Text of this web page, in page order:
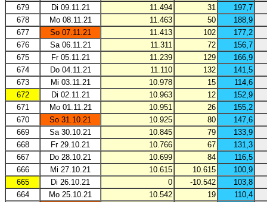
679
Di 09.11.21 11.494 31
197,7
678
Mo 08.11.21 11.463 50
188,9
677
So 07.11.21 11.413 102
177,2
676
Sa 06.11.21 11.311 72
156,7
675
Fr 05.11.21 11.239 129
166,9
674
Do 04.11.21 11.110 132
141,5
673
Mi 03.11.21 10.978 15
114,6
672
Di 02.11.21 10.963 12
152,9
671
Mo 01.11.21 10.951 26
155,2
670
So 31.10.21 10.925 80
147,6
669
Sa 30.10.21 10.845 79
133,9
668
Fr 29.10.21 10.766 67
131,3
667
Do 28.10.21 10.699 84
116,5
666
Mi 27.10.21 10.615 10.615
100,9
665
Di 26.10.21 0 -10.542
103,8
664
Mo 25.10.21 10.542 19
110,4